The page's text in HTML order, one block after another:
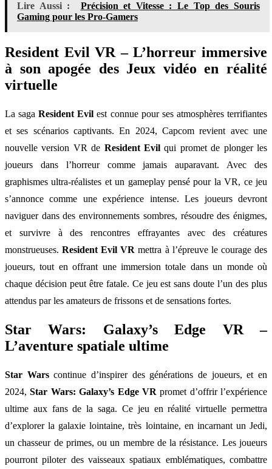
Lire Aussi :
Précision et Vitesse : Le Top des Souris
Gaming pour les Pro-Gamers
Resident Evil VR – L’horreur immersive
à son apogée des Jeux vidéo en réalité
virtuelle
La sagaResident Evil est connue pour ses atmosphères terrifiantes
et ses scénarios captivants. En 2024, Capcom revient avec une
nouvelle version VR de Resident Evil qui promet de plonger les
joueurs dans l’horreur comme jamais auparavant. Avec des
graphismes ultra-réalistes et un gameplay pensé pour la VR, ce jeu
s’annonce comme une expérience intense. Les joueurs devront
naviguer dans des environnements sombres, résoudre des énigmes,
et survivre à des rencontres effrayantes avec des créatures
monstrueuses.Resident Evil VR mettra à l’épreuve le courage des
joueurs, tout en offrant une immersion totale dans un monde où
chaque décision peut être fatale. Ce jeu est sans doute l’un des plus
attendus par les amateurs de frissons et de sensations fortes.
Star Wars: Galaxy’s Edge VR –
L’aventure spatiale ultime
Star Warscontinue d’inspirer des générations de joueurs, et en
2024,Star Wars: Galaxy’s Edge VR promet d’offrir l’expérience
ultime aux fans de la saga. Ce jeu en réalité virtuelle permettra
d’explorer la galaxie lointaine, très lointaine, en incarnant un Jedi,
un chasseur de primes, ou un membre de la résistance. Les joueurs
pourront piloter des vaisseaux spatiaux emblématiques, combattre